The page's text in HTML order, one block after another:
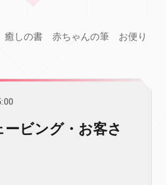
癒しの書 赤ちゃんの筆 お便り
ービング・お客さ